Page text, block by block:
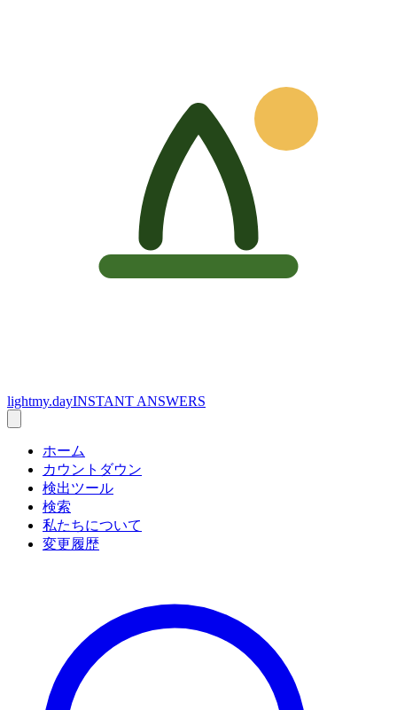
lightmy.dayINSTANT ANSWERS
ホーム
カウントダウン
検出ツール
検索
私たちについて
変更履歴